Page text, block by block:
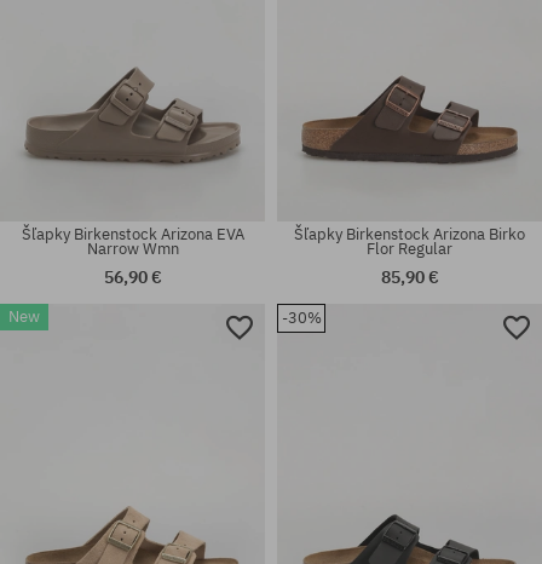
Dostupné veľkosti:
Dostupné veľkosti:
Šľapky Birkenstock Arizona EVA
Narrow Wmn
56,90 €
Šľapky Birkenstock Arizona Birko
Flor Regular
85,90 €
New -30%